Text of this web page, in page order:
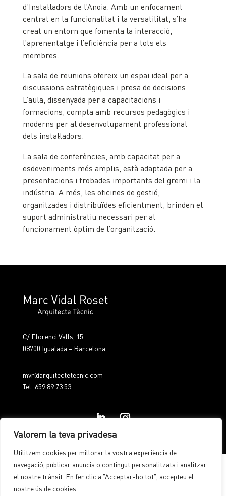
Valorem la teva privadesa
Utilitzem cookies per millorar la vostra experiència de
navegació, publicar anuncis o contingut personalitzats i analitzar
el nostre trànsit. En fer clic a "Acceptar-ho tot", accepteu el
nostre ús de cookies.
d’Instal·ladors de l’Anoia. Amb un enfocament
centrat en la funcionalitat i la versatilitat, s’ha
creat un entorn que fomenta la interacció,
l’aprenentatge i l’eficiència per a tots els
membres.
La sala de reunions ofereix un espai ideal per a
discussions estratègiques i presa de decisions.
L’aula, dissenyada per a capacitacions i
formacions, compta amb recursos pedagògics i
moderns per al desenvolupament professional
dels instal·ladors.
La sala de conferències, amb capacitat per a
esdeveniments més amplis, està adaptada per a
presentacions i trobades importants del gremi i la
indústria. A més, les oficines de gestió,
organitzades i distribuïdes eficientment, brinden el
suport administratiu necessari per al
funcionament òptim de l’organització.
C/ Florenci Valls, 15
08700 Igualada – Barcelona
mvr@arquitectetecnic.com
Tel: 659 89 73 53
Avís legal Política de privacitat